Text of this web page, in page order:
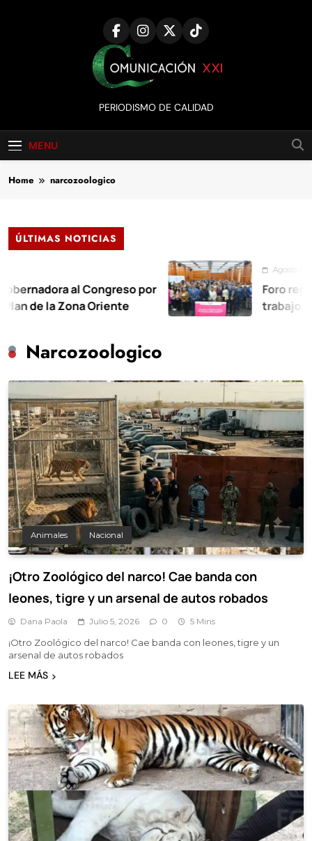
Comunicación
XXI
PERIODISMO DE CALIDAD
MENU
Home narcozoologico
ÚLTIMAS NOTICIAS
al Congreso por
la Zona Oriente
Agosto 6, 2026
Foro regional
trabajo infantil
Narcozoologico
Animales Nacional
¡Otro Zoológico del narco! Cae banda con
leones, tigre y un arsenal de autos robados
Dana Paola Julio 5, 2026 0 5 Mins
¡Otro Zoológico del narco! Cae banda con leones, tigre y un
arsenal de autos robados
LEE MÁS